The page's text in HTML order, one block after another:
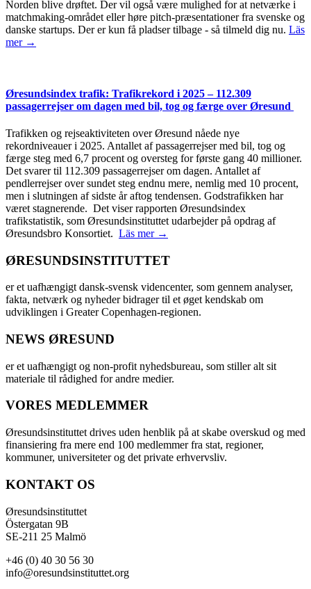
Norden blive drøftet. Der vil også være mulighed for at netværke i
matchmaking-området eller høre pitch-præsentationer fra svenske og
danske startups. Der er kun få pladser tilbage - så tilmeld dig nu. Läs
mer →
Øresundsindex trafik: Trafikrekord i 2025 – 112.309
passagerrejser om dagen med bil, tog og færge over Øresund
Trafikken og rejseaktiviteten over Øresund nåede nye
rekordniveauer i 2025. Antallet af passagerrejser med bil, tog og
færge steg med 6,7 procent og oversteg for første gang 40 millioner.
Det svarer til 112.309 passagerrejser om dagen. Antallet af
pendlerrejser over sundet steg endnu mere, nemlig med 10 procent,
men i slutningen af sidste år aftog tendensen. Godstrafikken har
været stagnerende. Det viser rapporten Øresundsindex
trafikstatistik, som Øresundsinstituttet udarbejder på opdrag af
Øresundsbro Konsortiet. Läs mer →
ØRESUNDSINSTITUTTET
er et uafhængigt dansk-svensk videncenter, som gennem analyser,
fakta, netværk og nyheder bidrager til et øget kendskab om
udviklingen i Greater Copenhagen-regionen.
NEWS ØRESUND
er et uafhængigt og non-profit nyhedsbureau, som stiller alt sit
materiale til rådighed for andre medier.
VORES MEDLEMMER
Øresundsinstituttet drives uden henblik på at skabe overskud og med
finansiering fra mere end 100 medlemmer fra stat, regioner,
kommuner, universiteter og det private erhvervsliv.
KONTAKT OS
Øresundsinstituttet
Östergatan 9B
SE-211 25 Malmö
+46 (0) 40 30 56 30
info@oresundsinstituttet.org